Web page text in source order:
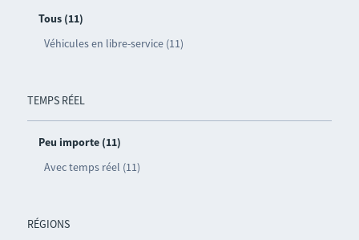
Tous (11)
Véhicules en libre-service (11)
TEMPS RÉEL
Peu importe (11)
Avec temps réel (11)
RÉGIONS